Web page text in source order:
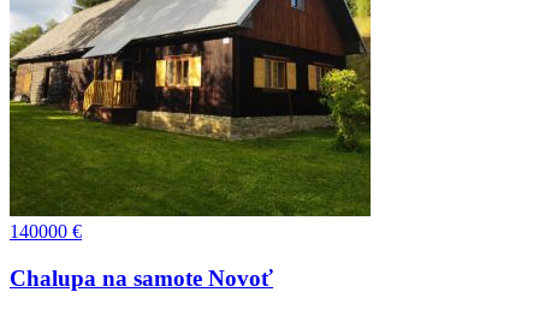
140000 €
Chalupa na samote Novoť